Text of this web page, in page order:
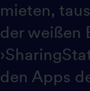
mieten,
der weißen
den Apps